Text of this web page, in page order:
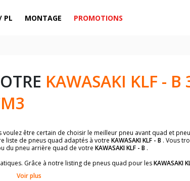
PL MONTAGE PROMOTIONS
KAWASAKI KLF - B
voulez être certain de choisir le meilleur pneu avant quad et
liste de pneus quad adaptés à votre KAWASAKI KLF - B . Vous
du pneu arrière quad de votre KAWASAKI KLF - B .
Grâce à notre listing de pneus quad pour lesKAWASAKI
vous permettra de faire le bon choix de pneus quad pour
Voir plus